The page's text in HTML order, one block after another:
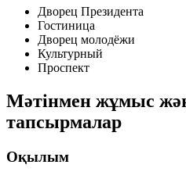
Дворец Президента
Гостиница
Дворец молодёжи
Культурный
Проспект
Мәтінмен жұмыс
тапсырмалар
Оқылым